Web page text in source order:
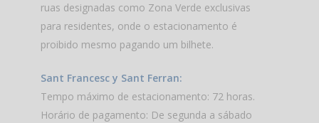
ruas designadas como Zona Verde exclusivas
para residentes, onde o estacionamento é
proibido mesmo pagando um bilhete.
Sant Francesc y Sant Ferran:
Tempo máximo de estacionamento: 72 horas.
Horário de pagamento: De segunda a sábado